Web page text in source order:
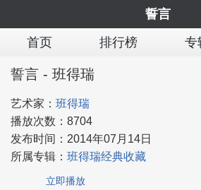
誓言
首页
排行榜 专
誓言 - 班得瑞
艺术家： 班得瑞
播放次数： 8704
发布时间： 2014年07月14日
所属专辑： 班得瑞经典收藏
立即播放